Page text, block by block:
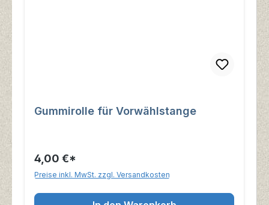
Gummirolle für Vorwählstange
4,00 €*
Preise inkl. MwSt. zzgl. Versandkosten